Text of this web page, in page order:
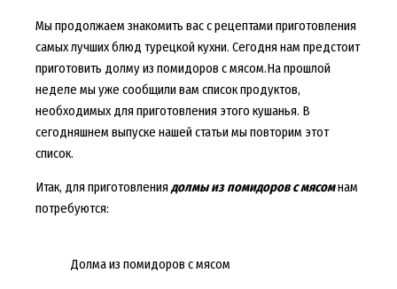
Мы продолжаем знакомить вас с рецептами приготовления
самых лучших блюд турецкой кухни. Сегодня нам предстоит
приготовить долму из помидоров с мясом.На прошлой
неделе мы уже сообщили вам список продуктов,
необходимых для приготовления этого кушанья. В
сегодняшнем выпуске нашей статьи мы повторим этот
список.
Итак, для приготовлениядолмы из помидоров с мясомнам
потребуются:
Долма из помидоров с мясом